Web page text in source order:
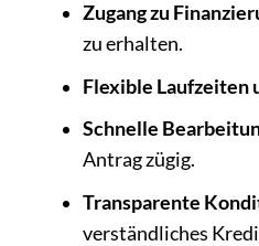
Zugang zu
zu erhalten.
Flexible Laufzeiten
Schnelle
Antrag zügig.
Transparente
verständliches